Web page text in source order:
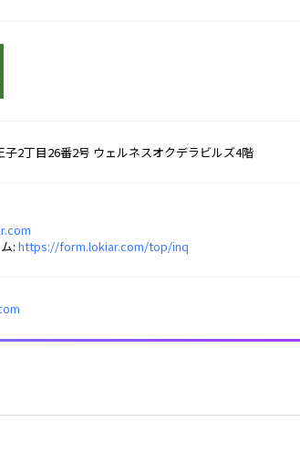
子2丁目26番2号 ウェルネスオクデラビルズ4階
: https://form.lokiar.com/top/inq